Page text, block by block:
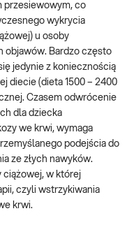
przesiewowym, co
wykrycia
u osoby
objawów. Bardzo często
jedynie z koniecznością
diecie (dieta 1500 – 2400
Czasem odwrócenie
dla dziecka
we krwi, wymaga
podejścia do
ze złych nawyków.
ciążowej, w której
czyli wstrzykiwania
krwi.